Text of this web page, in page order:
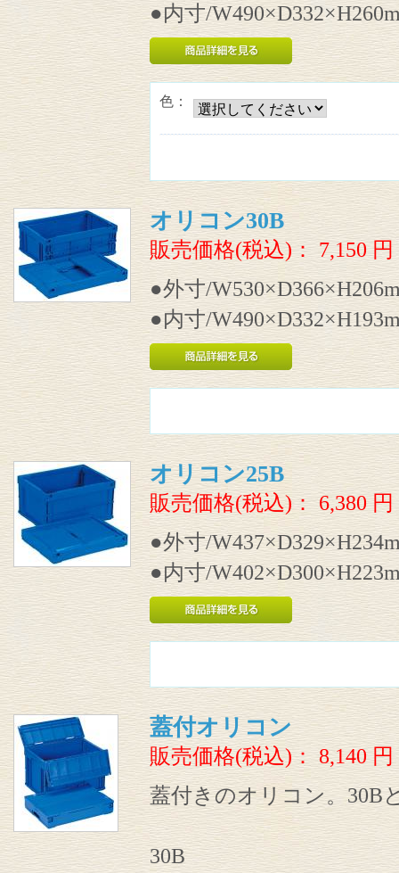
●内寸/
色：
オリコン30B
販売価格(税込)：7,150円
●外寸/
●内寸/
オリコン25B
販売価格(税込)： 6,380円
●外寸/
●内寸/
蓋付オリコン
販売価格(税込)：8,140円
蓋付きのオリコン。30B
30B